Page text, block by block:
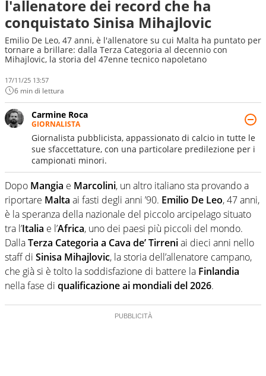
l'allenatore dei record che ha
conquistato Sinisa Mihajlovic
Emilio De Leo, 47 anni, è l'allenatore su cui Malta ha puntato per
tornare a brillare: dalla Terza Categoria al decennio con
Mihajlovic, la storia del 47enne tecnico napoletano
17/11/25 13:57
6 min di lettura
Carmine Roca
GIORNALISTA
Giornalista pubblicista, appassionato di calcio in tutte le
sue sfaccettature, con una particolare predilezione per i
campionati minori.
Dopo Mangia e Marcolini, un altro italiano sta provando a
riportare Malta ai fasti degli anni ’90. Emilio De Leo, 47 anni,
è la speranza della nazionale del piccolo arcipelago situato
tra l’Italia e l’Africa, uno dei paesi più piccoli del mondo.
DallaTerza Categoria a Cava de’ Tirreniai dieci anni nello
staff di Sinisa Mihajlovic, la storia dell’allenatore campano,
che già si è tolto la soddisfazione di battere la Finlandia
nella fase di qualificazione ai mondiali del 2026.